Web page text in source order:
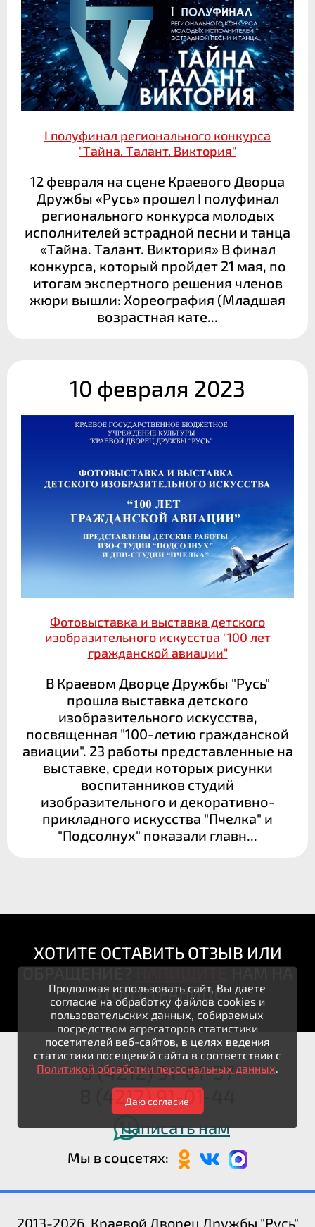
I полуфинал регионального конкурса
"Тайна. Талант. Виктория"
12 февраля на сцене Краевого Дворца
Дружбы «Русь» прошел I полуфинал
регионального конкурса молодых
исполнителей эстрадной песни и танца
«Тайна. Талант. Виктория» В финал
конкурса, который пройдет 21 мая, по
итогам экспертного решения членов
жюри вышли: Хореография (Младшая
возрастная кате...
10 февраля 2023
Фотовыставка и выставка детского
изобразительного искусства "100 лет
гражданской авиации"
В Краевом Дворце Дружбы "Русь"
прошла выставка детского
изобразительного искусства,
посвященная "100-летию гражданской
авиации". 23 работы представленные на
выставке, среди которых рисунки
воспитанников студий
изобразительного и декоративно-
прикладного искусства "Пчелка" и
"Подсолнух" показали главн...
ХОТИТЕ ОСТАВИТЬ ОТЗЫВ ИЛИ
ОБРАЩЕНИЕ?НАПИШИТЕНАМ НА
ЭТОЙ СТРАНИЦЕ
8 (4212) 91-01-37
8 (4212) 91-01-44
Написать нам
Мы в соцсетях:
2013-2026. Краевой Дворец Дружбы "Русь"
Продолжая использовать сайт, Вы даете
согласие на обработку файлов cookies и
пользовательских данных, собираемых
посредством агрегаторов статистики
посетителей веб-сайтов, в целях ведения
статистики посещений сайта в соответствии с
Политикой обработки персональных данных
Даю согласие